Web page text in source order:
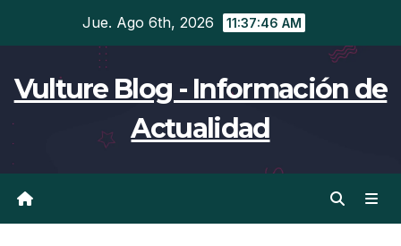
Jue. Ago 6th, 2026 11:37:46 AM
Vulture Blog - Información de
Actualidad